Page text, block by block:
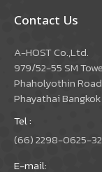
Contact Us
A-HOST Co.,Ltd.
979/52-55 SM
Phaholyothin
Phayathai
Tel :
(66) 2298-0625-32
E-mail: